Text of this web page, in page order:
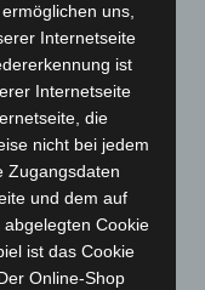
uns,
Internetseite
ist
Internetseite
die
nicht bei jedem
Zugangsdaten
und dem auf
Cookie
ist das Cookie
Online-Shop